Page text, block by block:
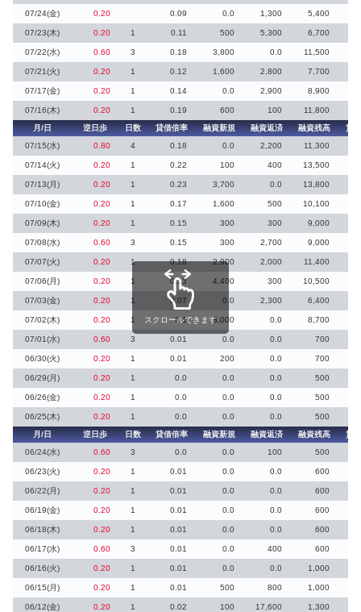
07/24(金) 0.20 0.09 0.0 1,300 5,400
07/23(木) 0.20 1 0.11 500 5,300 6,700
07/22(水) 0.60 3 0.18 3,800 0.0 11,500
07/21(火) 0.20 1 0.12 1,600 2,800 7,700
07/17(金) 0.20 1 0.14 0.0 2,900 8,900
07/16(木) 0.20 1 0.19 600 100
11,800
月/日
逆日歩 日数 貸借倍率 融資新規 融資返済 融資残高
貸
07/15(水)
0.80 4 0.18 0.0 2,200 11,300
07/14(火) 0.20 1 0.22 100 400 13,500
07/13(月) 0.20 1 0.23 3,700 0.0 13,800
07/10(金) 0.20 1 0.17 1,600 500 10,100
07/09(木) 0.20 1 0.15 300 300 9,000
07/08(水) 0.60 3 0.15 300 2,700 9,000
07/07(火) 0.20 1 0.18 2,900 2,000 11,400
07/06(月) 0.20 1 0.13 4,400 300 10,500
07/03(金) 0.20 1 0.07 0.0 2,300 6,400
07/02(木) 0.20 1 0.1 8,000 0.0 8,700
07/01(水) 0.60 3 0.01 0.0 0.0 700
06/30(火) 0.20 1 0.01 200 0.0 700
06/29(月) 0.20 1 0.0 0.0 0.0 500
06/26(金) 0.20 1 0.0 0.0 0.0 500
06/25(木) 0.20 1 0.0 0.0 0.0 500
月/日
逆日歩 日数 貸借倍率 融資新規 融資返済 融資残高
貸
06/24(水)
0.60 3 0.0 0.0 100 500
06/23(火) 0.20 1 0.01 0.0 0.0 600
06/22(月) 0.20 1 0.01 0.0 0.0 600
06/19(金) 0.20 1 0.01 0.0 0.0 600
06/18(木) 0.20 1 0.01 0.0 0.0 600
06/17(水) 0.60 3 0.01 0.0 400 600
06/16(火) 0.20 1 0.01 0.0 0.0 1,000
06/15(月) 0.20 1 0.01 500 800 1,000
06/12(金) 0.20 1 0.02 100 17,600 1,300
スクロールできます